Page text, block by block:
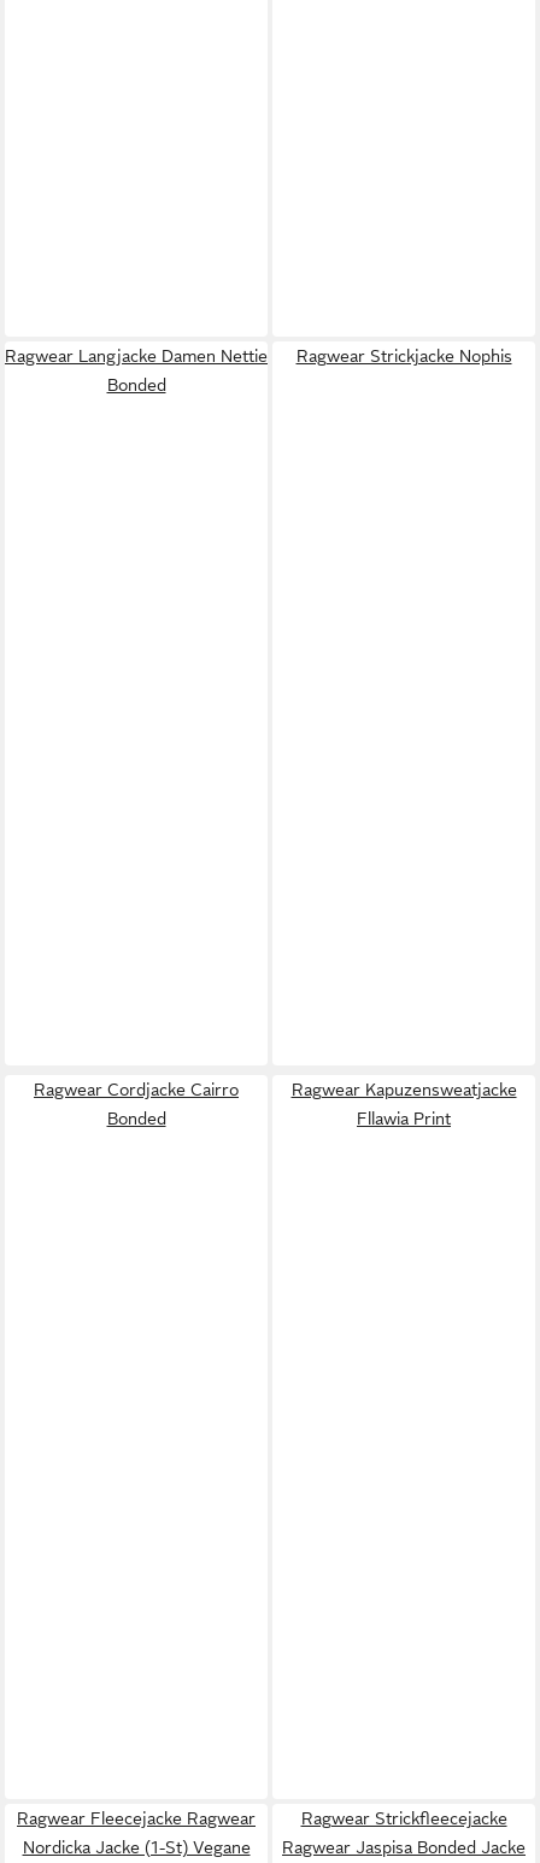
Ragwear Langjacke Damen Nettie
Bonded
Ragwear Strickjacke Nophis
Ragwear Cordjacke Cairro
Bonded
Ragwear Kapuzensweatjacke
Fllawia Print
Ragwear Fleecejacke Ragwear
Nordicka Jacke (1-St) Vegane
Ragwear Strickfleecejacke
Ragwear Jaspisa Bonded Jacke